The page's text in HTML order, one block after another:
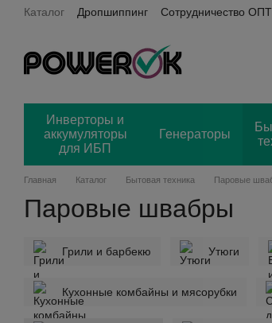
Перейти к основному контенту
Каталог Дропшиппинг Сотрудничество
Инверторы и
аккумуляторы
для ИБП
Генераторы
Главная Каталог Бытовая техника Паровые
Паровые швабры
Грили и барбекю Утюги
Кухонные комбайны и мясорубки